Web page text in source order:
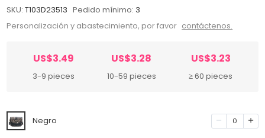
SKU: T103D23513 Pedido mínimo: 3
Personalización y abastecimiento, por favor contáctenos.
US$3.49
3-9 pieces
US$3.28
10-59 pieces
US$3.23
≥ 60 pieces
Negro 0